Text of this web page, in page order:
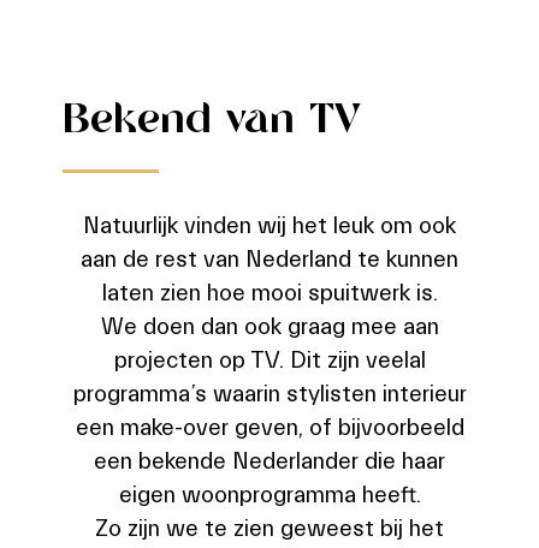
Bekend van TV
Natuurlijk vinden wij het leuk om ook
aan de rest van Nederland te kunnen
laten zien hoe mooi spuitwerk is.
We doen dan ook graag mee aan
projecten op TV. Dit zijn veelal
programma’s waarin stylisten interieur
een make-over geven, of bijvoorbeeld
een bekende Nederlander die haar
eigen woonprogramma heeft.
Zo zijn we te zien geweest bij het